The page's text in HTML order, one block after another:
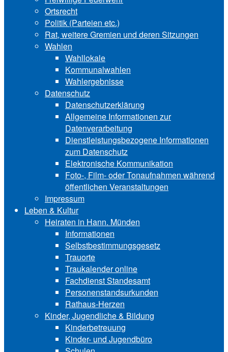
Ortsrecht
Politik (Parteien etc.)
Rat, weitere Gremien und deren Sitzungen
Wahlen
Wahllokale
Kommunalwahlen
Wahlergebnisse
Datenschutz
Datenschutzerklärung
Allgemeine Informationen zur
Datenverarbeitung
Dienstleistungsbezogene Informationen
zum Datenschutz
Elektronische Kommunikation
Foto-, Film- oder Tonaufnahmen während
öffentlichen Veranstaltungen
Impressum
Leben & Kultur
Heiraten in Hann. Münden
Informationen
Selbstbestimmungsgesetz
Trauorte
Traukalender online
Fachdienst Standesamt
Personenstandsurkunden
Rathaus-Herzen
Kinder, Jugendliche & Bildung
Kinderbetreuung
Kinder- und Ju‍gend‍bü‍ro